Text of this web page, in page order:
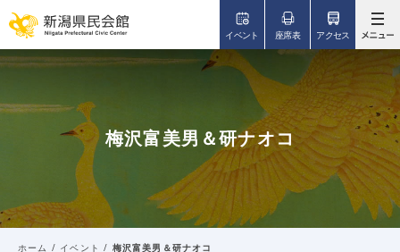
イベント 座席表 アクセス
梅沢富美男＆研ナオコ
ホーム / イベント / 梅沢富美男＆研ナオコ